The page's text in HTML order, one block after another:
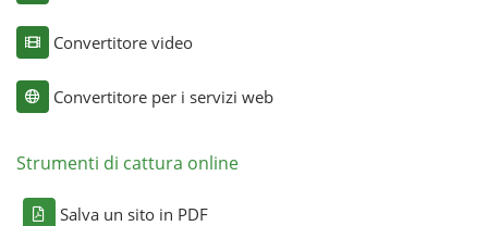
Convertitore video
Convertitore per i servizi web
Strumenti di cattura online
Salva un sito in PDF